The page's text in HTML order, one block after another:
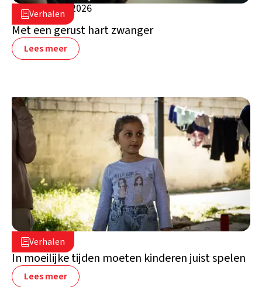
Verhalen
5 augustus 2026
Libanon
Met een gerust hart zwanger
Lees meer
Verhalen
16 juli 2026
Libanon
In moeilijke tijden moeten kinderen juist spelen
Lees meer